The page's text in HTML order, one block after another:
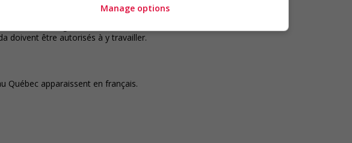
de votre région au 1.888.490.5461. Tous les candidats
doivent être autorisés à y travailler.
Québec apparaissent en français.​
Manage options